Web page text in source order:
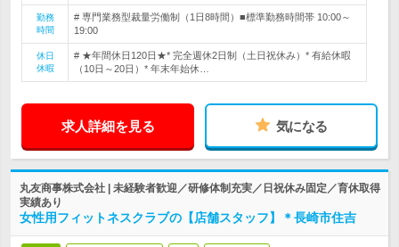
勤務
時間
# 専門業務型裁量労働制（1日8時間）■標準勤務時間帯 10:00～
19:00
休日
休暇
# ★年間休日120日★* 完全週休2日制（土日祝休み）* 有給休暇
（10日～20日）* 年末年始休…
求人詳細を見る 気になる
丸友商事株式会社 | 未経験者歓迎／研修体制充実／日祝休み固定／育休取得
実績あり
女性用フィットネスクラブの【店舗スタッフ】＊長崎市住吉